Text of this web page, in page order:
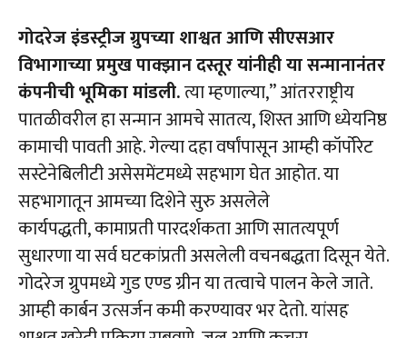
गोदरेज इंडस्ट्रीज ग्रुपच्या शाश्वत आणि सीएसआर
विभागाच्या प्रमुख पाक्झान दस्तूर यांनीही या सन्मानानंतर
कंपनीची भूमिका मांडली.त्या म्हणाल्या,’’ आंतरराष्ट्रीय
पातळीवरील हा सन्मान आमचे सातत्य, शिस्त आणि ध्येयनिष्ठ
कामाची पावती आहे. गेल्या दहा वर्षांपासून आम्ही कॉर्पोरेट
सस्टेनेबिलीटी असेसमेंटमध्ये सहभाग घेत आहोत. या
सहभागातून आमच्या दिशेने सुरु असलेले
कार्यपद्धती, कामाप्रती पारदर्शकता आणि सातत्यपूर्ण
सुधारणा या सर्व घटकांप्रती असलेली वचनबद्धता दिसून येते.
गोदरेज ग्रुपमध्ये गुड एण्ड ग्रीन या तत्वाचे पालन केले जाते.
आम्ही कार्बन उत्सर्जन कमी करण्यावर भर देतो. यांसह